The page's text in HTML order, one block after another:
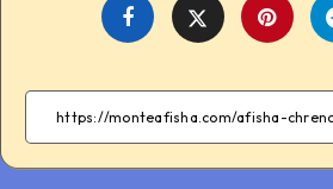
Share
Facebook
Share
Twitter